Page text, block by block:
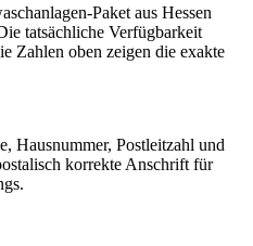
-Paket aus Hessen
tatsächliche Verfügbarkeit
Zahlen oben zeigen die exakte
Hausnummer, Postleitzahl und
korrekte Anschrift für